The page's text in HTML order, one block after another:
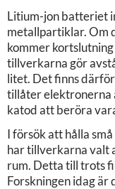
Litium-jon batteriet
metallpartiklar. Om
kommer
tillverkarna gör
litet. Det finns därför
tillåter elektronerna
katod att beröra
I försök att hålla
har tillverkarna valt
rum. Detta till trots
Forskningen idag är